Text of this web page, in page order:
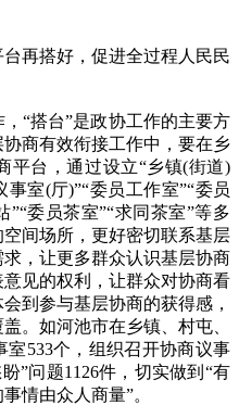
再搭好，促进全过程人民民
“搭台”是政协工作的主要方
商有效衔接工作中，要在乡
平台，通过设立“乡镇(街道)
室(厅)”“委员工作室”“委员
”“委员茶室”“求同茶室”等多
间场所，更好密切联系基层
，让更多群众认识基层协商
见的权利，让群众对协商看
到参与基层协商的获得感，
。如河池市在乡镇、村屯、
533个，组织召开协商议事
”问题1126件，切实做到“有
情由众人商量”。